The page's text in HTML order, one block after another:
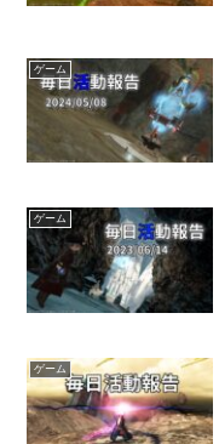
ゲーム
ゲーム
ゲーム